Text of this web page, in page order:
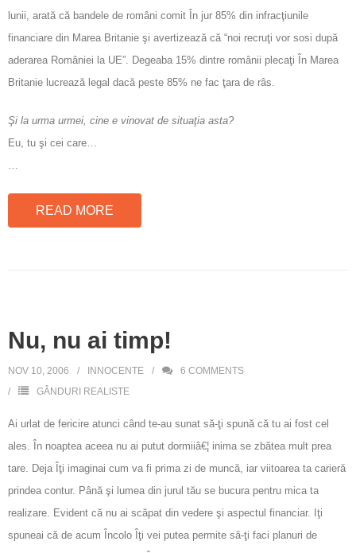
lunii, arată că bandele de români comit În jur 85% din infracţiunile
financiare din Marea Britanie şi avertizează că “noi recruţi vor sosi după
aderarea României la UE”. Degeaba 15% dintre românii plecaţi În Marea
Britanie lucrează legal dacă peste 85% ne fac ţara de râs.
Şi la urma urmei, cine e vinovat de situaţia asta?
Eu, tu şi cei care…
…
READ MORE
Nu, nu ai timp!
NOV 10, 2006 INNOCENTE 6 COMMENTS
GÂNDURI REALISTE
Ai urlat de fericire atunci când te-au sunat să-ţi spună că tu ai fost cel
ales. În noaptea aceea nu ai putut dormiiâ€¦ inima se zbătea mult prea
tare. Deja Îţi imaginai cum va fi prima zi de muncă, iar viitoarea ta carieră
prindea contur. Până şi lumea din jurul tău se bucura pentru mica ta
realizare. Evident că nu ai scăpat din vedere şi aspectul financiar. Iţi
spuneai că de acum Încolo Îţi vei putea permite să-ţi faci planuri de